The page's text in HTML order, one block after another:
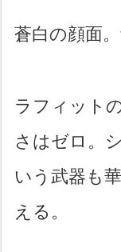
蒼白の顔面
ラフィット
さはゼロ。
いう武器も
える。